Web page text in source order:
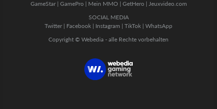
GameStar| GamePro | Mein MMO | GetHero | Jeuxvideo.com
SOCIAL MEDIA
Twitter | Facebook | Instagram | TikTok | WhatsApp
Copyright © Webedia - alle Rechte vorbehalten